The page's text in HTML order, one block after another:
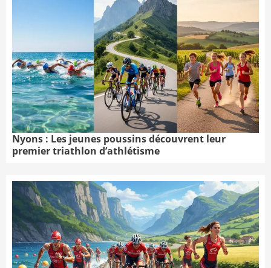
Nyons : Les jeunes poussins découvrent leur
premier triathlon d’athlétisme